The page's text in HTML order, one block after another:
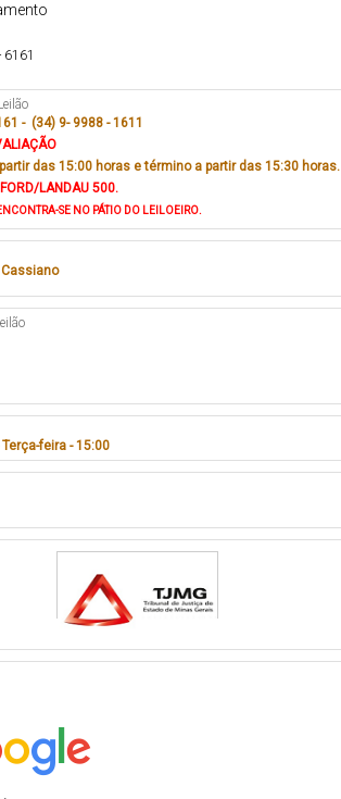
- (34) 9- 9988 - 1611
das 15:00 horas e término a partir das 15:30 horas.
LANDAU 500.
SE NO PÁTIO DO LEILOEIRO.
feira - 15:00